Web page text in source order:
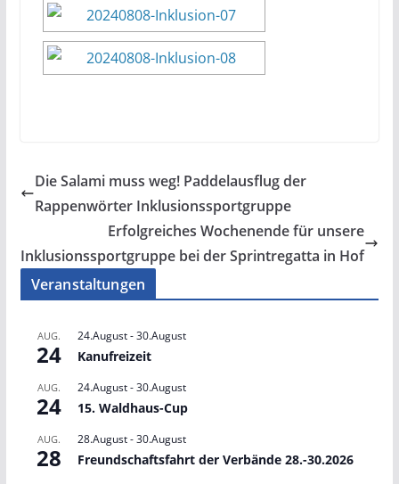
Die Salami muss weg! Paddelausflug der
Rappenwörter Inklusionssportgruppe
Erfolgreiches Wochenende für unsere
Inklusionssportgruppe bei der Sprintregatta in Hof
Veranstaltungen
AUG.
24
24.August-30.August
Kanufreizeit
AUG.
24
24.August-30.August
15. Waldhaus-Cup
AUG.
28
28.August-30.August
Freundschaftsfahrt der Verbände 28.-30.2026